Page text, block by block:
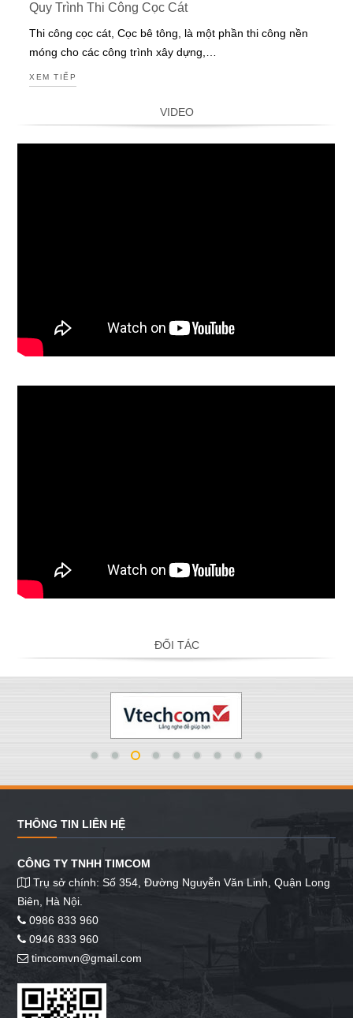
Quy Trình Thi Công Cọc Cát
Thi công cọc cát, Cọc bê tông, là một phần thi công nền
móng cho các công trình xây dựng,…
XEM TIẾP
VIDEO
ĐỐI TÁC
THÔNG TIN LIÊN HỆ
CÔNG TY TNHH TIMCOM
Trụ sở chính: Số 354, Đường Nguyễn Văn Linh, Quận Long
Biên, Hà Nội.
0986 833 960
0946 833 960
timcomvn@gmail.com